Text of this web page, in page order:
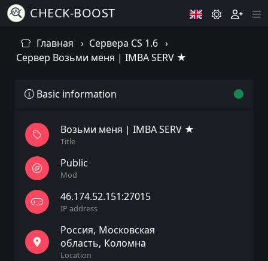
CHECK-BOOST
Главная
Сервера CS 1.6
Сервер Возьми меня | IMBA SERV ★
Basic information
Возьми меня | IMBA SERV ★
Title
Public
Mod
46.174.52.151:27015
IP address
Россия Московская
область Коломна
Location